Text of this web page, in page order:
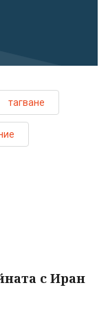
тагване
с Иран